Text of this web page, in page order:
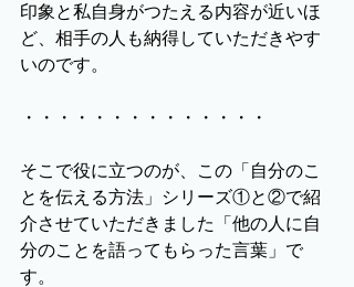
印象と私自身がつたえる内容が近いほ
ど、相手の人も納得していただきやす
いのです。
・・・・・・・・・・・・・・
そこで役に立つのが、この「自分のこ
とを伝える方法」シリーズ①と②で紹
介させていただきました「他の人に自
分のことを語ってもらった言葉」で
す。